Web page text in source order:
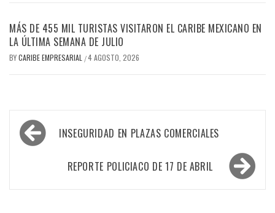
MÁS DE 455 MIL TURISTAS VISITARON EL CARIBE MEXICANO EN
LA ÚLTIMA SEMANA DE JULIO
BYCARIBE EMPRESARIAL /4 AGOSTO, 2026
Navegación
de
entradas
INSEGURIDAD EN PLAZAS COMERCIALES
REPORTE POLICIACO DE 17 DE ABRIL